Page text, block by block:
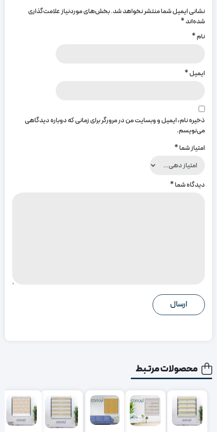
نشانی ایمیل شما منتشر نخواهد شد.بخش‌های موردنیاز علامت‌گذاری
شده‌اند*
نام*
ایمیل*
ذخیره نام، ایمیل و وبسایت من در مرورگر برای زمانی که دوباره دیدگاهی
می‌نویسم.
امتیاز شما*
دیدگاه شما*
محصولات مرتبط